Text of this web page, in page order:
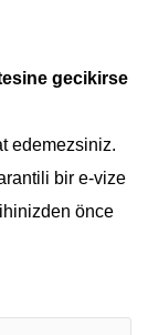
gecikirse
edemezsiniz.
bir e-vize
önce